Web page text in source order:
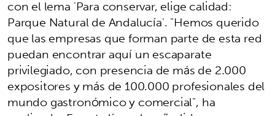
con el lema 'Para conservar, elige calidad:
Parque Natural de Andalucía'. "Hemos querido
que las empresas que forman parte de esta red
puedan encontrar aquí un escaparate
privilegiado, con presencia de más de 2.000
expositores y más de 100.000 profesionales del
mundo gastronómico y comercial", ha